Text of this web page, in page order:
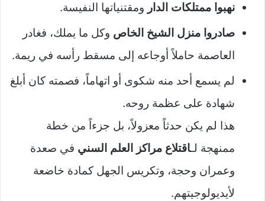
نهبوا ممتلكات الدار ومقتنياتها النفيسة.
صادروا منزل الشيخ الخاص وكل ما يملك، فغادر
العاصمة حاملاً أوجاعه إلى مسقط رأسه في ريمة.
لم يسمع أحد منه شكوى أو اتهاماً، فصمته كان أبلغ
شهادة على عظمة روحه.
هذا لم يكن حدثاً معزولاً، بل جزءاً من خطة
ممنهجة لـاقتلاع مراكز العلم السني في صعدة
وعمران وحجة، وتكريس الجهل كمادة خاضعة
لأيديولوجيتهم.